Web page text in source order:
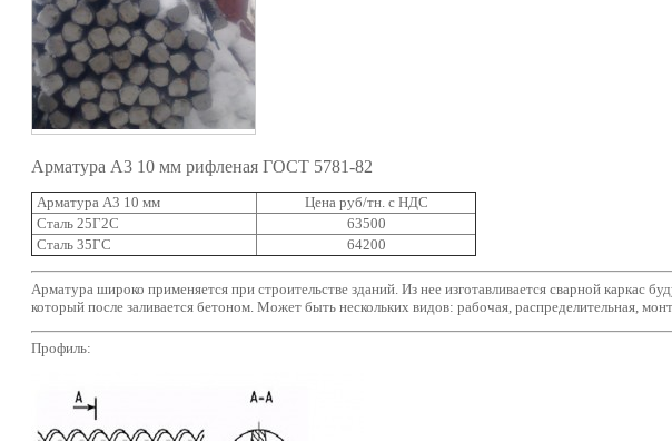
Арматура А3 10 мм рифленая ГОСТ 5781-82
Арматура А3 10 мм
Цена руб/тн. с НДС
Сталь 25Г2С
63500
Сталь 35ГС
64200
Арматура широко применяется при строительстве зданий. Из нее изготавливается сварной каркас
который после заливается бетоном. Может быть нескольких видов: рабочая, распределительная,
Профиль: